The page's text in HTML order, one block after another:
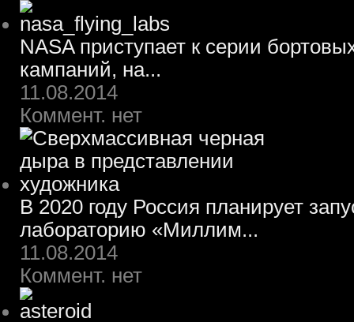
NASA приступает к серии
кампаний, на...
11.08.2014
Коммент. нет
В 2020 году Россия планирует
лабораторию «Миллим...
11.08.2014
Коммент. нет